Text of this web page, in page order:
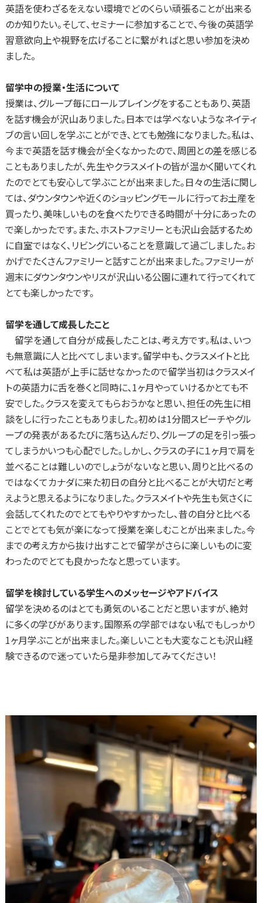
英語を使わざるをえない環境でどのくらい頑張ることが出来る
のか知りたい。そして、セミナーに参加することで、今後の英語学
習意欲向上や視野を広げることに繋がればと思い参加を決め
ました。
留学中の授業・生活について
授業は、グループ毎にロールプレイングをすることもあり、英語
を話す機会が沢山ありました。日本では学べないようなネイティ
ブの言い回しを学ぶことができ、とても勉強になりました。私は、
今まで英語を話す機会が全くなかったので、周囲との差を感じる
こともありましたが、先生やクラスメイトの皆が温かく聞いてくれ
たのでとても安心して学ぶことが出来ました。日々の生活に関し
ては、ダウンタウンや近くのショッピングモールに行ってお土産を
買ったり、美味しいものを食べたりできる時間が十分にあったの
で楽しかったです。また、ホストファミリーとも沢山会話するため
に自室ではなく、リビングにいることを意識して過ごしました。お
かげでたくさんファミリーと話すことが出来ました。ファミリーが
週末にダウンタウンやリスが沢山いる公園に連れて行ってくれて
とても楽しかったです。
留学を通して成長したこと
留学を通して自分が成長したことは、考え方です。私は、いつ
も無意識に人と比べてしまいます。留学中も、クラスメイトと比
べて私は英語が上手に話せなかったので留学当初はクラスメイ
トの英語力に舌を巻くと同時に、1ヶ月やっていけるかとても不
安でした。クラスを変えてもらおうかなと思い、担任の先生に相
談をしに行ったこともありました。初めは1分間スピーチやグル
ープの発表があるたびに落ち込んだり、グループの足を引っ張っ
てしまうかいつも心配でした。しかし、クラスの子に１ヶ月で肩を
並べることは難しいのでしょうがないなと思い、周りと比べるの
ではなくてカナダに来た初日の自分と比べることが大切だと考
えようと思えるようになりました。クラスメイトや先生も気さくに
会話してくれたのでとてもやりやすかったし、昔の自分と比べる
ことでとても気が楽になって授業を楽しむことが出来ました。今
までの考え方から抜け出すことで留学がさらに楽しいものに変
わったのでとても良かったなと思っています。
留学を検討している学生へのメッセージやアドバイス
留学を決めるのはとても勇気のいることだと思いますが、絶対
に多くの学びがあります。国際系の学部ではない私でもしっかり
1ヶ月学ぶことが出来ました。楽しいことも大変なことも沢山経
験できるので迷っていたら是非参加してみてください！